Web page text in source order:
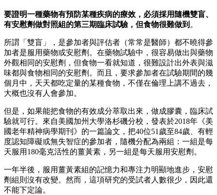
要證明一種藥物有預防某種疾病的療效，必須採用隨機雙盲、
有安慰劑做對照組的第三期臨床試驗，但食物很難做到 。
所謂「雙盲」，是參加者與評估者（常常是醫師）都不曉得參
加者是服用藥物或安慰劑。在藥物試驗中，很容易做出與藥物
外觀相同的安慰劑，但食物一看就知道，很難設計出外表與滋
味都與食物相同的安慰劑。而且，要求參加者在試驗期間的幾
個月中，天天都吃定量的某種食物，不僅在倫理上講不過去，
大概也沒有人會參加。
但是，如果能把食物的有效成分萃取出來，做成膠囊，臨床試
驗就可行。來自美國加州大學洛杉磯分校，發表於2018年《美
國老年精神病學期刊》的一篇論文，把40位51歲至84歲、有輕
度認知障礙或無失智症的參加者，隨機分配為兩組：一組是每
天服用180毫克活性的薑黃素，另一組是每天服用安慰劑。
一年半後，服用薑黃素組的記憶力和專注力明顯地進步，安慰
劑組則沒有改變。然而，這項研究的受試者人數很少，因此還
不能下定論。